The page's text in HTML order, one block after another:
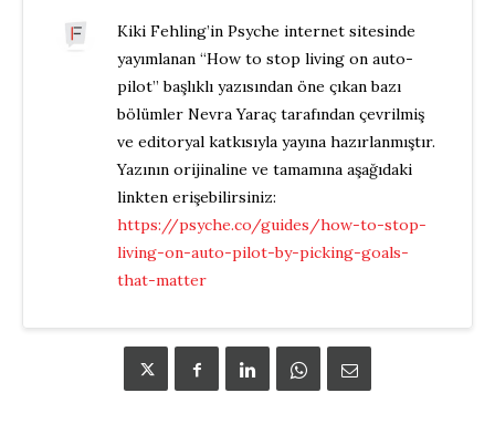
Kiki Fehling’in Psyche internet sitesinde
yayımlanan “How to stop living on auto-
pilot” başlıklı yazısından öne çıkan bazı
bölümler Nevra Yaraç tarafından çevrilmiş
ve editoryal katkısıyla yayına hazırlanmıştır.
Yazının orijinaline ve tamamına aşağıdaki
linkten erişebilirsiniz:
https://psyche.co/guides/how-to-stop-
living-on-auto-pilot-by-picking-goals-
that-matter